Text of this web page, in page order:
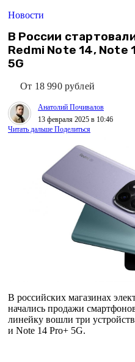
Новости
В России
Redmi Note 14, Note
5G
От 18 990 рублей
Анатолий Почивалов
13 февраля 2025 в 10:46
Читать дальше Поделиться
В российских магазинах
начались продажи
линейку вошли три
и Note 14 Pro+ 5G.